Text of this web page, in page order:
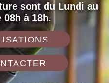
sont du Lundi au
08h à 18h.